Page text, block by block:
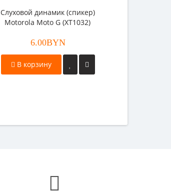
Слуховой динамик (спикер)
Motorola Moto G (XT1032)
6.00BYN
В корзину